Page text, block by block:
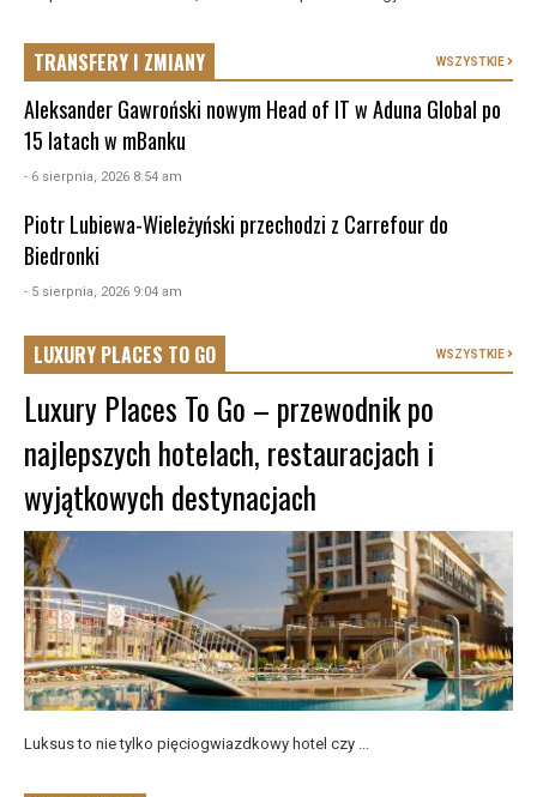
TRANSFERY I ZMIANY WSZYSTKIE
Aleksander Gawroński nowym Head of IT w Aduna Global po
15 latach w mBanku
- 6 sierpnia, 2026 8:54 am
Piotr Lubiewa-Wieleżyński przechodzi z Carrefour do
Biedronki
- 5 sierpnia, 2026 9:04 am
LUXURY PLACES TO GO WSZYSTKIE
Luxury Places To Go – przewodnik po
najlepszych hotelach, restauracjach i
wyjątkowych destynacjach
Luksus to nie tylko pięciogwiazdkowy hotel czy ...